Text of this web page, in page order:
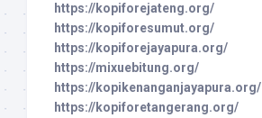
https://kopiforejateng.org/
https://kopiforesumut.org/
https://kopiforejayapura.org/
https://mixuebitung.org/
https://kopikenanganjayapura.org/
https://kopiforetangerang.org/